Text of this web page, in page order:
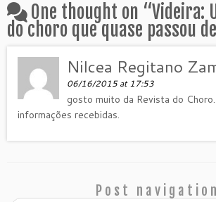
One thought on “Videira:
do choro que quase passou
Nilcea Regitano
06/16/2015 at 17:53
gosto muito da Revista do
informações recebidas.
Post navigation